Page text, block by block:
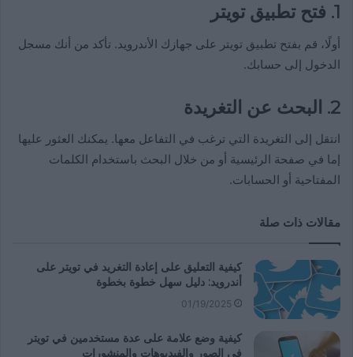
1. فتح تطبيق تويتر
أولًا، قم بفتح تطبيق تويتر على جهازك الأندرويد. تأكد من أنك مسجل
الدخول إلى حسابك.
2. البحث عن التغريدة
انتقل إلى التغريدة التي ترغب في التفاعل معها. يمكنك العثور عليها
إما في صفحة الرئيسية أو من خلال البحث باستخدام الكلمات
المفتاحية أو الحسابات.
مقالات ذات صلة
كيفية التعليق على إعادة التغريد في تويتر على
أندرويد: دليل سهل خطوة بخطوة
01/19/2025
كيفية وضع علامة على عدة مستخدمين في تويتر
في الصور والفيديوهات والمنشورات